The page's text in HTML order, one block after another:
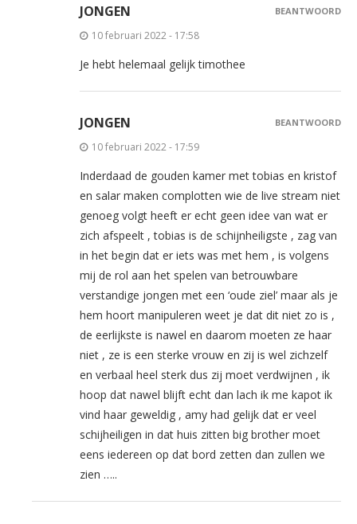
JONGEN
10 februari 2022 - 17:58
Je hebt helemaal gelijk timothee
BEANTWOORD
JONGEN
10 februari 2022 - 17:59
Inderdaad de gouden kamer met tobias en kristof
en salar maken complotten wie de live stream niet
genoeg volgt heeft er echt geen idee van wat er
zich afspeelt , tobias is de schijnheiligste , zag van
in het begin dat er iets was met hem , is volgens
mij de rol aan het spelen van betrouwbare
verstandige jongen met een ‘oude ziel’ maar als je
hem hoort manipuleren weet je dat dit niet zo is ,
de eerlijkste is nawel en daarom moeten ze haar
niet , ze is een sterke vrouw en zij is wel zichzelf
en verbaal heel sterk dus zij moet verdwijnen , ik
hoop dat nawel blijft echt dan lach ik me kapot ik
vind haar geweldig , amy had gelijk dat er veel
schijheiligen in dat huis zitten big brother moet
eens iedereen op dat bord zetten dan zullen we
zien …..
BEANTWOORD